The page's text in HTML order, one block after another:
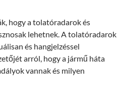
hogy a tolatóradarok és
lehetnek. A tolatóradarok
és hangjelzéssel
arról, hogy a jármű háta
vannak és milyen
a teljes biztonság